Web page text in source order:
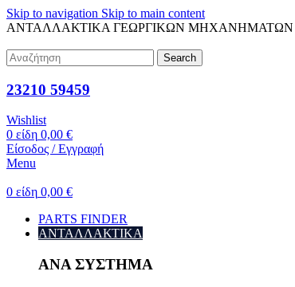
Skip to navigation Skip to main content
ΑΝΤΑΛΛΑΚΤΙΚΑ ΓΕΩΡΓΙΚΩΝ ΜΗΧΑΝΗΜΑΤΩΝ
Search
23210 59459
Wishlist
0 είδη 0,00 €
Είσοδος / Εγγραφή
Menu
0 είδη 0,00 €
PARTS FINDER
ΑΝΤΑΛΛΑΚΤΙΚΑ
ΑΝΑ ΣΥΣΤΗΜΑ